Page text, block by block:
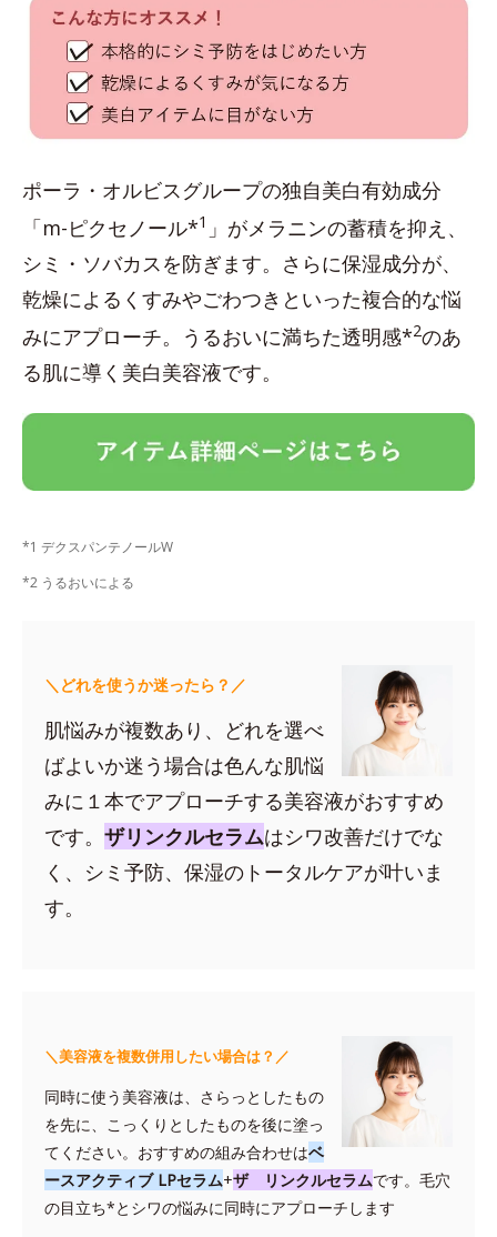
ポーラ・オルビスグループの独自美白有効成分
「m-ピクセノール*1 」がメラニンの蓄積を抑え、
シミ・ソバカスを防ぎます。さらに保湿成分が、
乾燥によるくすみやごわつきといった複合的な悩
みにアプローチ。うるおいに満ちた透明感*2のあ
る肌に導く美白美容液です。
*1 デクスパンテノールW
*2 うるおいによる
＼どれを使うか迷ったら？／
肌悩みが複数あり、どれを選べ
ばよいか迷う場合は色んな肌悩
みに１本でアプローチする美容液がおすすめ
です。 ザリンクルセラムはシワ改善だけでな
く、シミ予防、保湿のトータルケアが叶いま
す。
＼美容液を複数併用したい場合は？／
同時に使う美容液は、さらっとしたもの
を先に、こっくりとしたものを後に塗っ
てください。おすすめの組み合わせはベ
ースアクティブ LPセラム+ザ リンクルセラムです。毛穴
の目立ち*とシワの悩みに同時にアプローチします